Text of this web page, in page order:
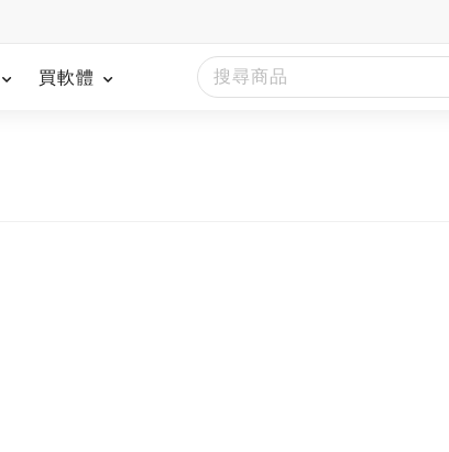
買軟體